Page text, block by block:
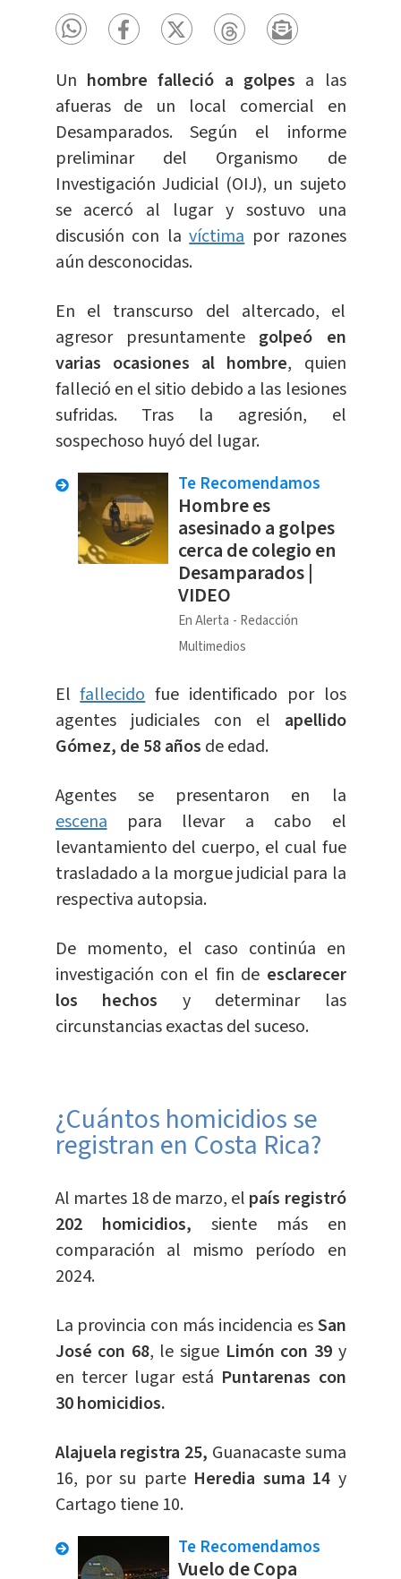
Un hombre falleció a golpes a las
afueras de un local comercial en
Desamparados. Según el informe
preliminar del Organismo de
Investigación Judicial (OIJ), un sujeto
se acercó al lugar y sostuvo una
discusión con lavíctima por razones
aún desconocidas.
En el transcurso del altercado, el
agresor presuntamente golpeó en
varias ocasiones al hombre, quien
falleció en el sitio debido a las lesiones
sufridas. Tras la agresión, el
sospechoso huyó del lugar.
Te Recomendamos
Hombre es
asesinado a golpes
cerca de colegio en
Desamparados |
VIDEO
En Alerta
Redacción
Multimedios
Elfallecido fue identificado por los
agentes judiciales con el apellido
Gómez, de 58 años de edad.
Agentes se presentaron en la
escena
para llevar a cabo el
levantamiento del cuerpo, el cual fue
trasladado a la morgue judicial para la
respectiva autopsia.
De momento, el caso continúa en
investigación con el fin de esclarecer
los hechos y determinar las
circunstancias exactas del suceso.
¿Cuántos homicidios se
registran en Costa Rica?
Al martes 18 de marzo, el país registró
202 homicidios, siente más en
comparación al mismo período en
2024.
La provincia con más incidencia esSan
José con 68, le sigue Limón con 39y
en tercer lugar está Puntarenas con
30 homicidios.
​​Alajuela registra 25, Guanacaste suma
16, por su parteHeredia suma 14 y
Cartago tiene 10.
Te Recomendamos
Vuelo de Copa